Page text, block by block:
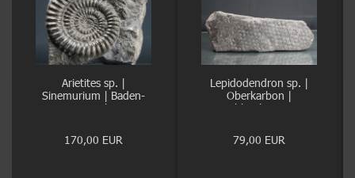
Arietites sp. |
Sinemurium | Baden-
Württemberg
170,00 EUR
Lepidodendron sp. |
Oberkarbon |
Ibbenbüren
79,00 EUR